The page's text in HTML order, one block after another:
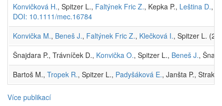
Konvičková H., Spitzer L., Faltýnek Fric Z., Kepka P., Leština D.,
DOI: 10.1111/mec.16784
Konvička M., Beneš J., Faltýnek Fric Z., Klečková I., Spitzer L.
Šnajdara P., Trávníček D., Konvička O., Spitzer L., Beneš J.,
Bartoš M., Tropek R., Spitzer L., Padyšáková E., Janšta P.,
Více publikací